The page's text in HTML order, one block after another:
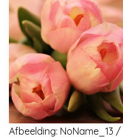
Afbeelding: NoName_13 /